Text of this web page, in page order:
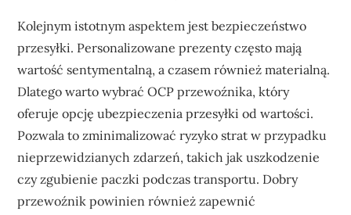
Kolejnym istotnym aspektem jest bezpieczeństwo
przesyłki. Personalizowane prezenty często mają
wartość sentymentalną, a czasem również materialną.
Dlatego warto wybrać OCP przewoźnika, który
oferuje opcję ubezpieczenia przesyłki od wartości.
Pozwala to zminimalizować ryzyko strat w przypadku
nieprzewidzianych zdarzeń, takich jak uszkodzenie
czy zgubienie paczki podczas transportu. Dobry
przewoźnik powinien również zapewnić